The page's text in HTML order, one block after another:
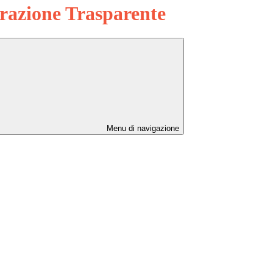
Trasparente
Menu di navigazione